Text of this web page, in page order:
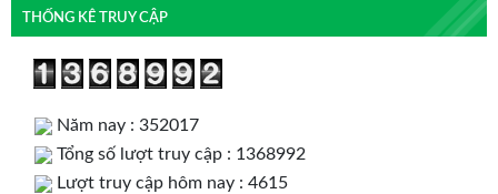
THỐNG KÊ TRUY CẬP
Năm nay : 352017
Tổng số lượt truy cập : 1368992
Lượt truy cập hôm nay : 4615